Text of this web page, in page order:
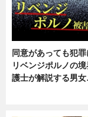
同意があっても犯罪
リベンジポルノの
護士が解説する男